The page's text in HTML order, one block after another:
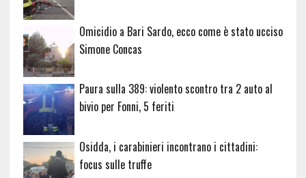
Omicidio a Bari Sardo, ecco come è stato ucciso
Simone Concas
Paura sulla 389: violento scontro tra 2 auto al
bivio per Fonni, 5 feriti
Osidda, i carabinieri incontrano i cittadini:
focus sulle truffe